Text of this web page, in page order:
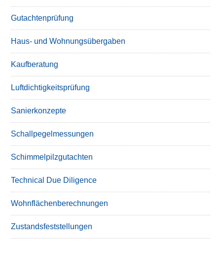
Gutachtenprüfung
Haus- und Wohnungsübergaben
Kaufberatung
Luftdichtigkeitsprüfung
Sanierkonzepte
Schallpegelmessungen
Schimmelpilzgutachten
Technical Due Diligence
Wohnflächenberechnungen
Zustandsfeststellungen